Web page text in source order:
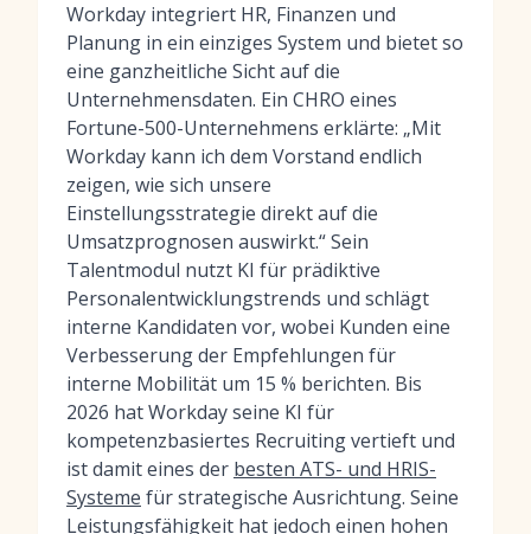
Workday integriert HR, Finanzen und
Planung in ein einziges System und bietet so
eine ganzheitliche Sicht auf die
Unternehmensdaten. Ein CHRO eines
Fortune-500-Unternehmens erklärte: „Mit
Workday kann ich dem Vorstand endlich
zeigen, wie sich unsere
Einstellungsstrategie direkt auf die
Umsatzprognosen auswirkt.“ Sein
Talentmodul nutzt KI für prädiktive
Personalentwicklungstrends und schlägt
interne Kandidaten vor, wobei Kunden eine
Verbesserung der Empfehlungen für
interne Mobilität um 15 % berichten. Bis
2026 hat Workday seine KI für
kompetenzbasiertes Recruiting vertieft und
ist damit eines der besten ATS- und HRIS-
Systeme für strategische Ausrichtung. Seine
Leistungsfähigkeit hat jedoch einen hohen